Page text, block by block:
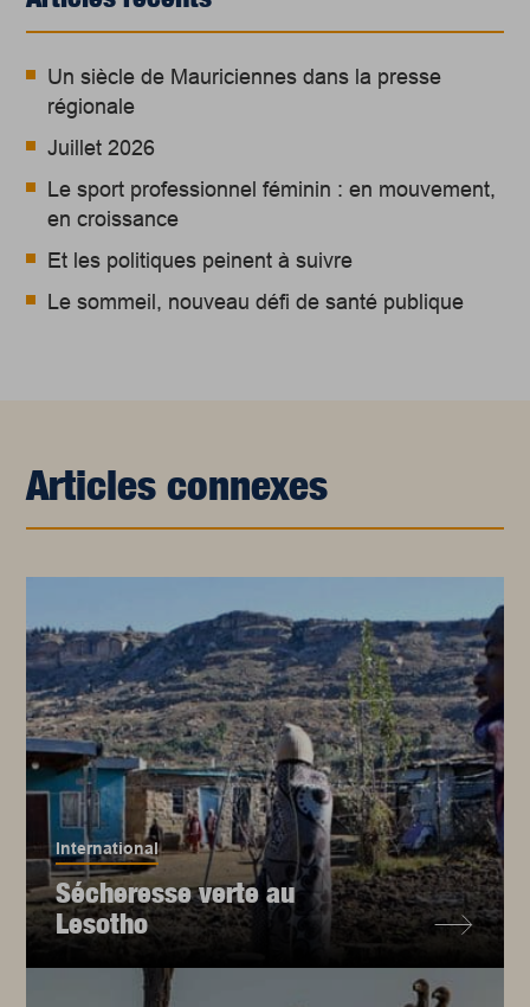
Un siècle de Mauriciennes dans la presse
régionale
Juillet 2026
Le sport professionnel féminin : en mouvement,
en croissance
Et les politiques peinent à suivre
Le sommeil, nouveau défi de santé publique
Articles connexes
International
Sécheresse verte au
Lesotho